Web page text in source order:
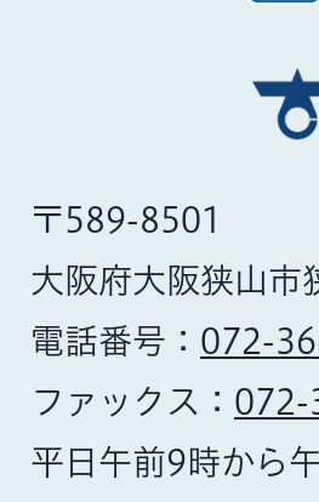
〒589-8501
大阪府大阪狭山
電話番号： 072-
ファックス： 072-
平日午前9時から